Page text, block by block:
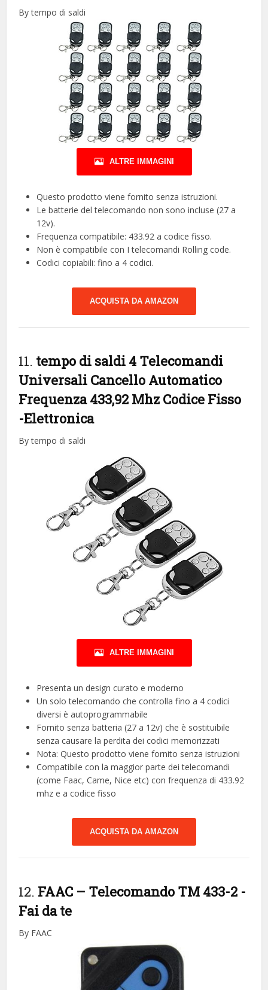
By tempo di saldi
ALTRE IMMAGINI
Questo prodotto viene fornito senza istruzioni.
Le batterie del telecomando non sono incluse (27 a
12v).
Frequenza compatibile: 433.92 a codice fisso.
Non è compatibile con I telecomandi Rolling code.
Codici copiabili: fino a 4 codici.
ACQUISTA DA AMAZON
11. tempo di saldi 4 Telecomandi
Universali Cancello Automatico
Frequenza 433,92 Mhz Codice Fisso
-Elettronica
By tempo di saldi
ALTRE IMMAGINI
Presenta un design curato e moderno
Un solo telecomando che controlla fino a 4 codici
diversi è autoprogrammabile
Fornito senza batteria (27 a 12v) che è sostituibile
senza causare la perdita dei codici memorizzati
Nota: Questo prodotto viene fornito senza istruzioni
Compatibile con la maggior parte dei telecomandi
(come Faac, Came, Nice etc) con frequenza di 433.92
mhz e a codice fisso
ACQUISTA DA AMAZON
12. FAAC – Telecomando TM 433-2 -
Fai da te
By FAAC